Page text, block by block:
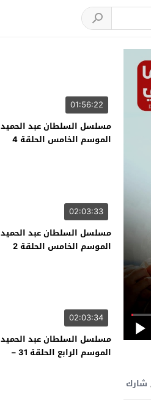
شارك
01:56:22
مسلسل السلطان عبد الحميد
الموسم الخامس الحلقة 4
02:03:33
مسلسل السلطان عبد الحميد
الموسم الخامس الحلقة 2
02:03:34
مسلسل السلطان عبد الحميد
الموسم الرابع الحلقة 31 –